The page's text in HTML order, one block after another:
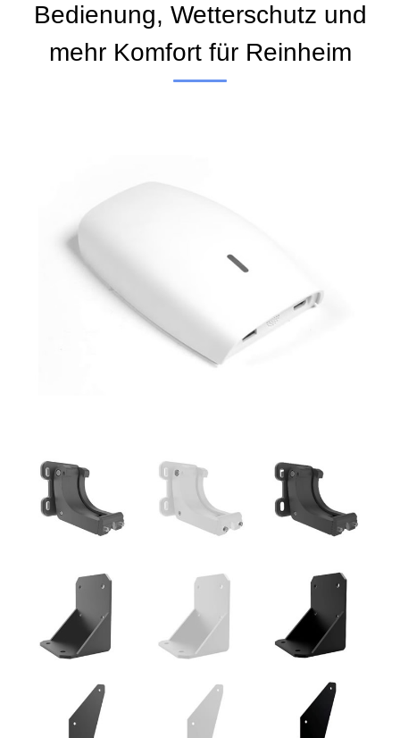
Bedienung, Wetterschutz und
mehr Komfort für Reinheim